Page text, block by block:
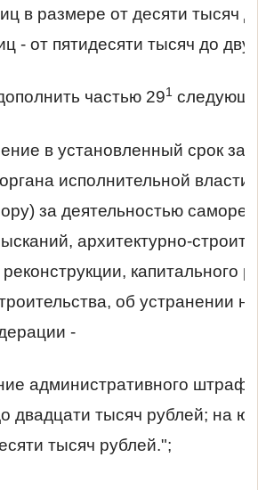
в размере от десяти тысяч
- от пятидесяти тысяч до
частью 291
в установленный срок
исполнительной
за деятельностью
архитектурно-
капитального
об устранении
-
административного
двадцати тысяч рублей; на
тысяч рублей.";